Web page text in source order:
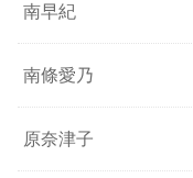
南早紀
南條愛乃
原奈津子